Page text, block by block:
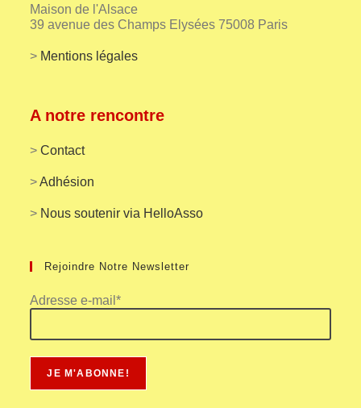
Maison de l'Alsace
39 avenue des Champs Elysées 75008 Paris
> Mentions légales
A notre rencontre
>Contact
>Adhésion
> Nous soutenir via HelloAsso
Rejoindre Notre Newsletter
Adresse e-mail*